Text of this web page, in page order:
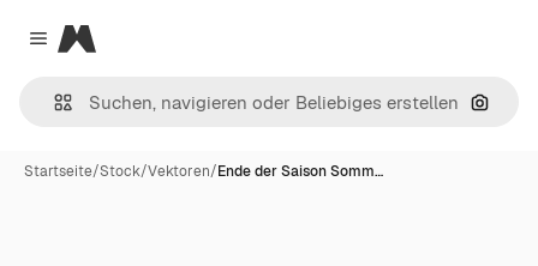
Close menu
Magnific
Nach
Startseite/Stock/Vektoren/Ende der Saison Somm…